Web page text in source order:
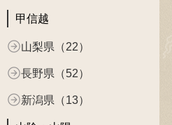
甲信越
山梨県（22）
長野県（52）
新潟県（13）